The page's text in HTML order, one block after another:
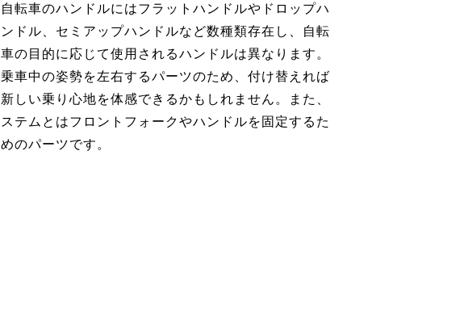
自転車のハンドルにはフラットハンドルやドロップハ
ンドル、セミアップハンドルなど数種類存在し、自転
車の目的に応じて使用されるハンドルは異なります。
乗車中の姿勢を左右するパーツのため、付け替えれば
新しい乗り心地を体感できるかもしれません。また、
ステムとはフロントフォークやハンドルを固定するた
めのパーツです。